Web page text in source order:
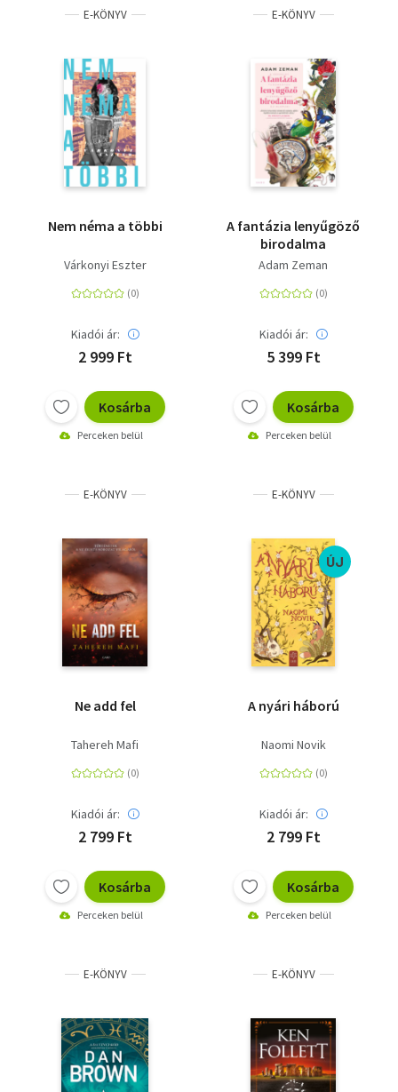
E-KÖNYV
Nem néma a többi
Várkonyi Eszter
Kiadói ár:
2 999 Ft
Kosárba
Perceken belül
E-KÖNYV
A fantázia lenyűgöző
birodalma
Adam Zeman
Kiadói ár:
5 399 Ft
Kosárba
Perceken belül
E-KÖNYV
Ne add fel
Tahereh Mafi
Kiadói ár:
2 799 Ft
Kosárba
Perceken belül
E-KÖNYV
ÚJ
A nyári háború
Naomi Novik
Kiadói ár:
2 799 Ft
Kosárba
Perceken belül
E-KÖNYV E-KÖNYV